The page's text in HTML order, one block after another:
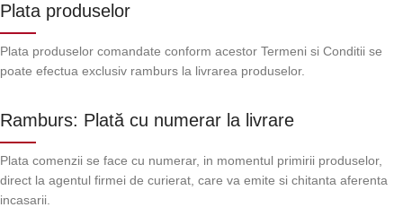
Plata produselor
Plata produselor comandate conform acestor Termeni si Conditii se
poate efectua exclusiv ramburs la livrarea produselor.
Ramburs: Plată cu numerar la livrare
Plata comenzii se face cu numerar, in momentul primirii produselor,
direct la agentul firmei de curierat, care va emite si chitanta aferenta
incasarii.